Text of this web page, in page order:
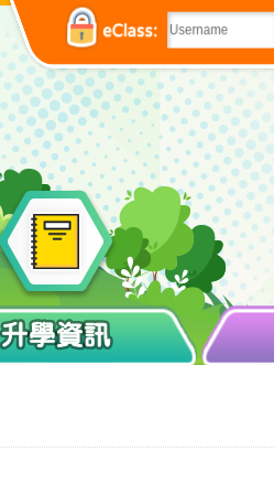
eClass:
升學資訊